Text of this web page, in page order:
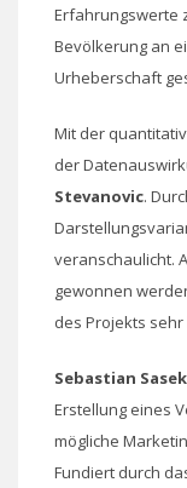
Erfahrungswerte
Bevölkerung an
Urheberschaft
Mit der
der
Stevanovic.
veranschaulicht.
gewonnen
des Projekts
Sebastian Sasek
Erstellung eines
mögliche
Fundiert durch